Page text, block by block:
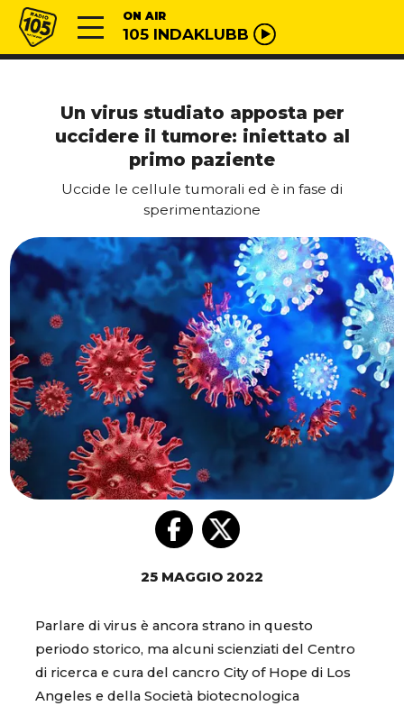
Vai al contenuto
Radio 105 ON AIR
105 INDAKLUBB
Un virus studiato apposta per
uccidere il tumore: iniettato al
primo paziente
Uccide le cellule tumorali ed è in fase di
sperimentazione
25 MAGGIO 2022
Parlare di virus è ancora strano in questo
periodo storico, ma alcuni scienziati del Centro
di ricerca e cura del cancro City of Hope di Los
Angeles e della Società biotecnologica